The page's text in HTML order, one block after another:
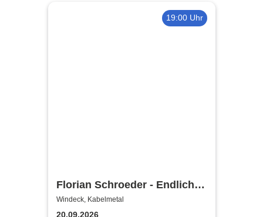
19:00 Uhr
Florian Schroeder - Endlich
glücklich
Windeck, Kabelmetal
20.09.2026